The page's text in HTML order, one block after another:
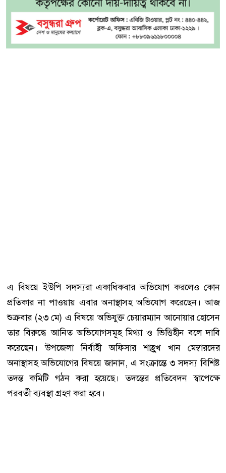
এ বিষয়ে ইউপি সদস্যরা একাধিকবার অভিযোগ করলেও কোন
প্রতিকার না পাওয়ায় এবার অনাস্থাসহ অভিযোগ করেছেন। আজ
শুক্রবার (২৩ মে) এ বিষয়ে অভিযুক্ত চেয়ারম্যান আনোয়ার হোসেন
তার বিরুদ্ধে আনিত অভিযোগসমূহ মিথ্যা ও ভিত্তিহীন বলে দাবি
করেছেন। উপজেলা নির্বাহী অফিসার শাহ্রুখ খান মেম্বারদের
অনাস্থাসহ অভিযোগের বিষয়ে জানান, এ সংক্রান্তে ৩ সদস্য বিশিষ্ট
তদন্ত কমিটি গঠন করা হয়েছে। তদন্তের প্রতিবেদন স্বাপেক্ষে
পরবর্তী ব্যবস্থা গ্রহণ করা হবে।